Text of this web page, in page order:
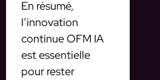
En résumé,
l’innovation
continue OFM IA
est essentielle
pour rester